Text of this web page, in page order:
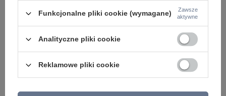
Funkcjonalne pliki cookie (wymagane)
Zawsze
aktywne
Analityczne pliki cookie
Reklamowe pliki cookie